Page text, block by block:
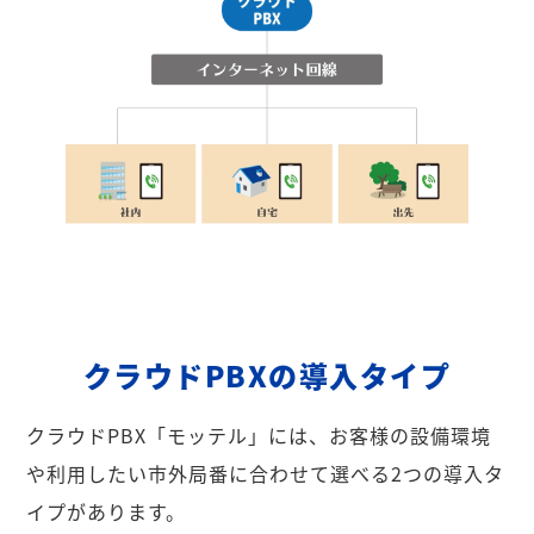
クラウドPBXの導入タイプ
クラウドPBX「モッテル」には、お客様の設備環境
や利用したい市外局番に合わせて選べる2つの導入タ
イプがあります。